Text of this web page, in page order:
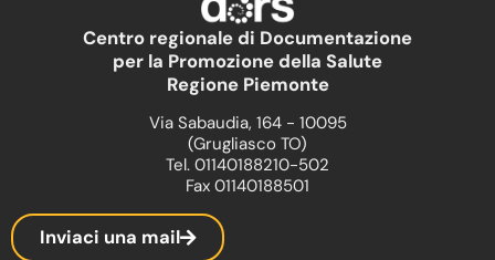
Centro regionale di Documentazione
per la Promozione della Salute
Regione Piemonte
Via Sabaudia, 164 - 10095
(Grugliasco TO)
Tel. 01140188210-502
Fax 01140188501
Inviaci una mail